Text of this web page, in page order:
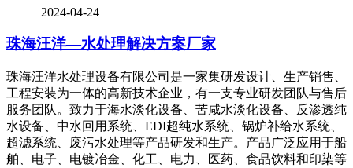
2024-04-24
珠海汪洋—水处理解决方案厂家
珠海汪洋水处理设备有限公司是一家集研发设计、生产销售、
工程安装为一体的高新技术企业，有一支专业研发团队与售后
服务团队。致力于海水淡化设备、苦咸水淡化设备、反渗透纯
水设备、中水回用系统、EDI超纯水系统、锅炉补给水系统、
超滤系统、废污水处理等产品研发和生产。产品广泛应用于船
舶、电子、电镀冶金、化工、电力、医药、食品饮料和印染等